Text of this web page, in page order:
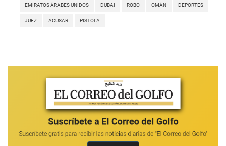
EMIRATOS ÁRABES UNIDOS DUBAI ROBO OMÁN DEPORTES
JUEZ ACUSAR PISTOLA